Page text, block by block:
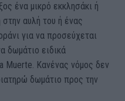
ένα μικρό εκκλησάκι ή
στην αυλή του ή ένας
για να προσεύχεται
δωμάτιο ειδικά
Muerte. Κανένας νόμος δεν
δωμάτιο προς την